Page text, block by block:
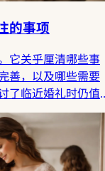
的事项
它关乎厘清哪些事
善，以及哪些需要
了临近婚礼时仍值
面在此阶段往往最